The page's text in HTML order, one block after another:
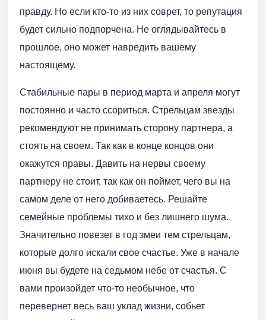
правду. Но если кто-то из них соврет, то репутация
будет сильно подпорчена. Не оглядывайтесь в
прошлое, оно может навредить вашему
настоящему.
Стабильные пары в период марта и апреля могут
постоянно и часто ссориться. Стрельцам звезды
рекомендуют не принимать сторону партнера, а
стоять на своем. Так как в конце концов они
окажутся правы. Давить на нервы своему
партнеру не стоит, так как он поймет, чего вы на
самом деле от него добиваетесь. Решайте
семейные проблемы тихо и без лишнего шума.
Значительно повезет в год змеи тем стрельцам,
которые долго искали свое счастье. Уже в начале
июня вы будете на седьмом небе от счастья. С
вами произойдет что-то необычное, что
перевернет весь ваш уклад жизни, собьет